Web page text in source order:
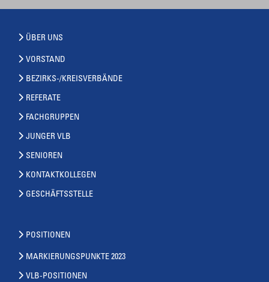
ÜBER UNS
VORSTAND
BEZIRKS-/KREISVERBÄNDE
REFERATE
FACHGRUPPEN
JUNGER VLB
SENIOREN
KONTAKTKOLLEGEN
GESCHÄFTSSTELLE
POSITIONEN
MARKIERUNGSPUNKTE 2023
VLB-POSITIONEN